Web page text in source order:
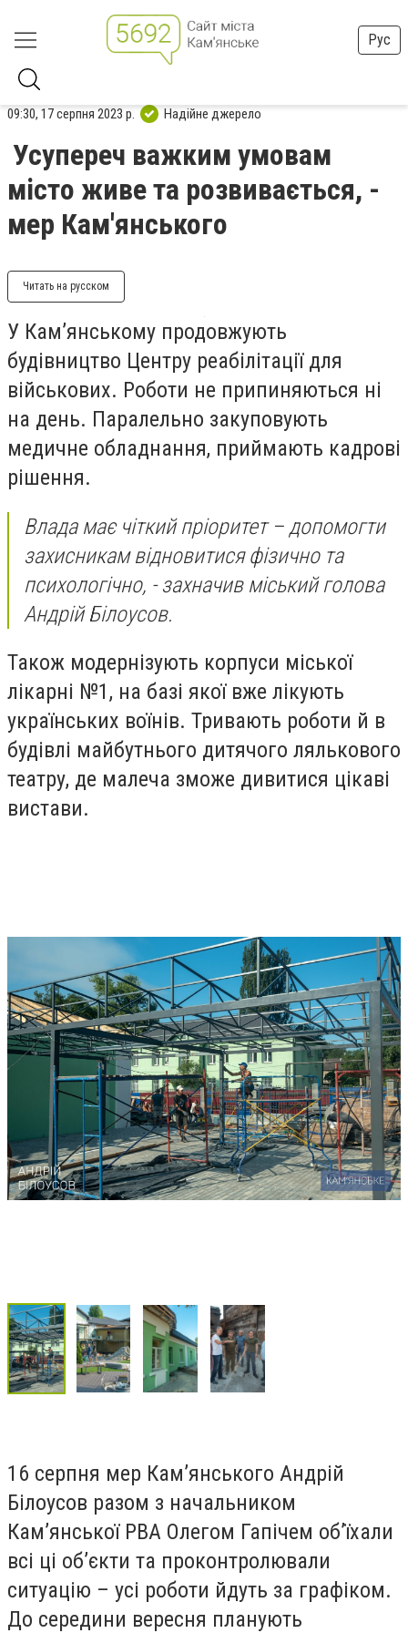
Рус
09:30, 17 серпня 2023 р. Надійне джерело
Усупереч важким умовам
місто живе та розвивається, -
мер Кам'янського
Читать на русском
У Кам’янському продовжують
будівництво Центру реабілітації для
військових. Роботи не припиняються ні
на день. Паралельно закуповують
медичне обладнання, приймають кадрові
рішення.
Влада має чіткий пріоритет – допомогти
захисникам відновитися фізично та
психологічно, - захначив міський голова
Андрій Білоусов.
Також модернізують корпуси міської
лікарні №1, на базі якої вже лікують
українських воїнів. Тривають роботи й в
будівлі майбутнього дитячого лялькового
театру, де малеча зможе дивитися цікаві
вистави.
16 серпня мер Кам’янського Андрій
Білоусов разом з начальником
Кам’янської РВА Олегом Гапічем об’їхали
всі ці об’єкти та проконтролювали
ситуацію – усі роботи йдуть за графіком.
До середини вересня планують